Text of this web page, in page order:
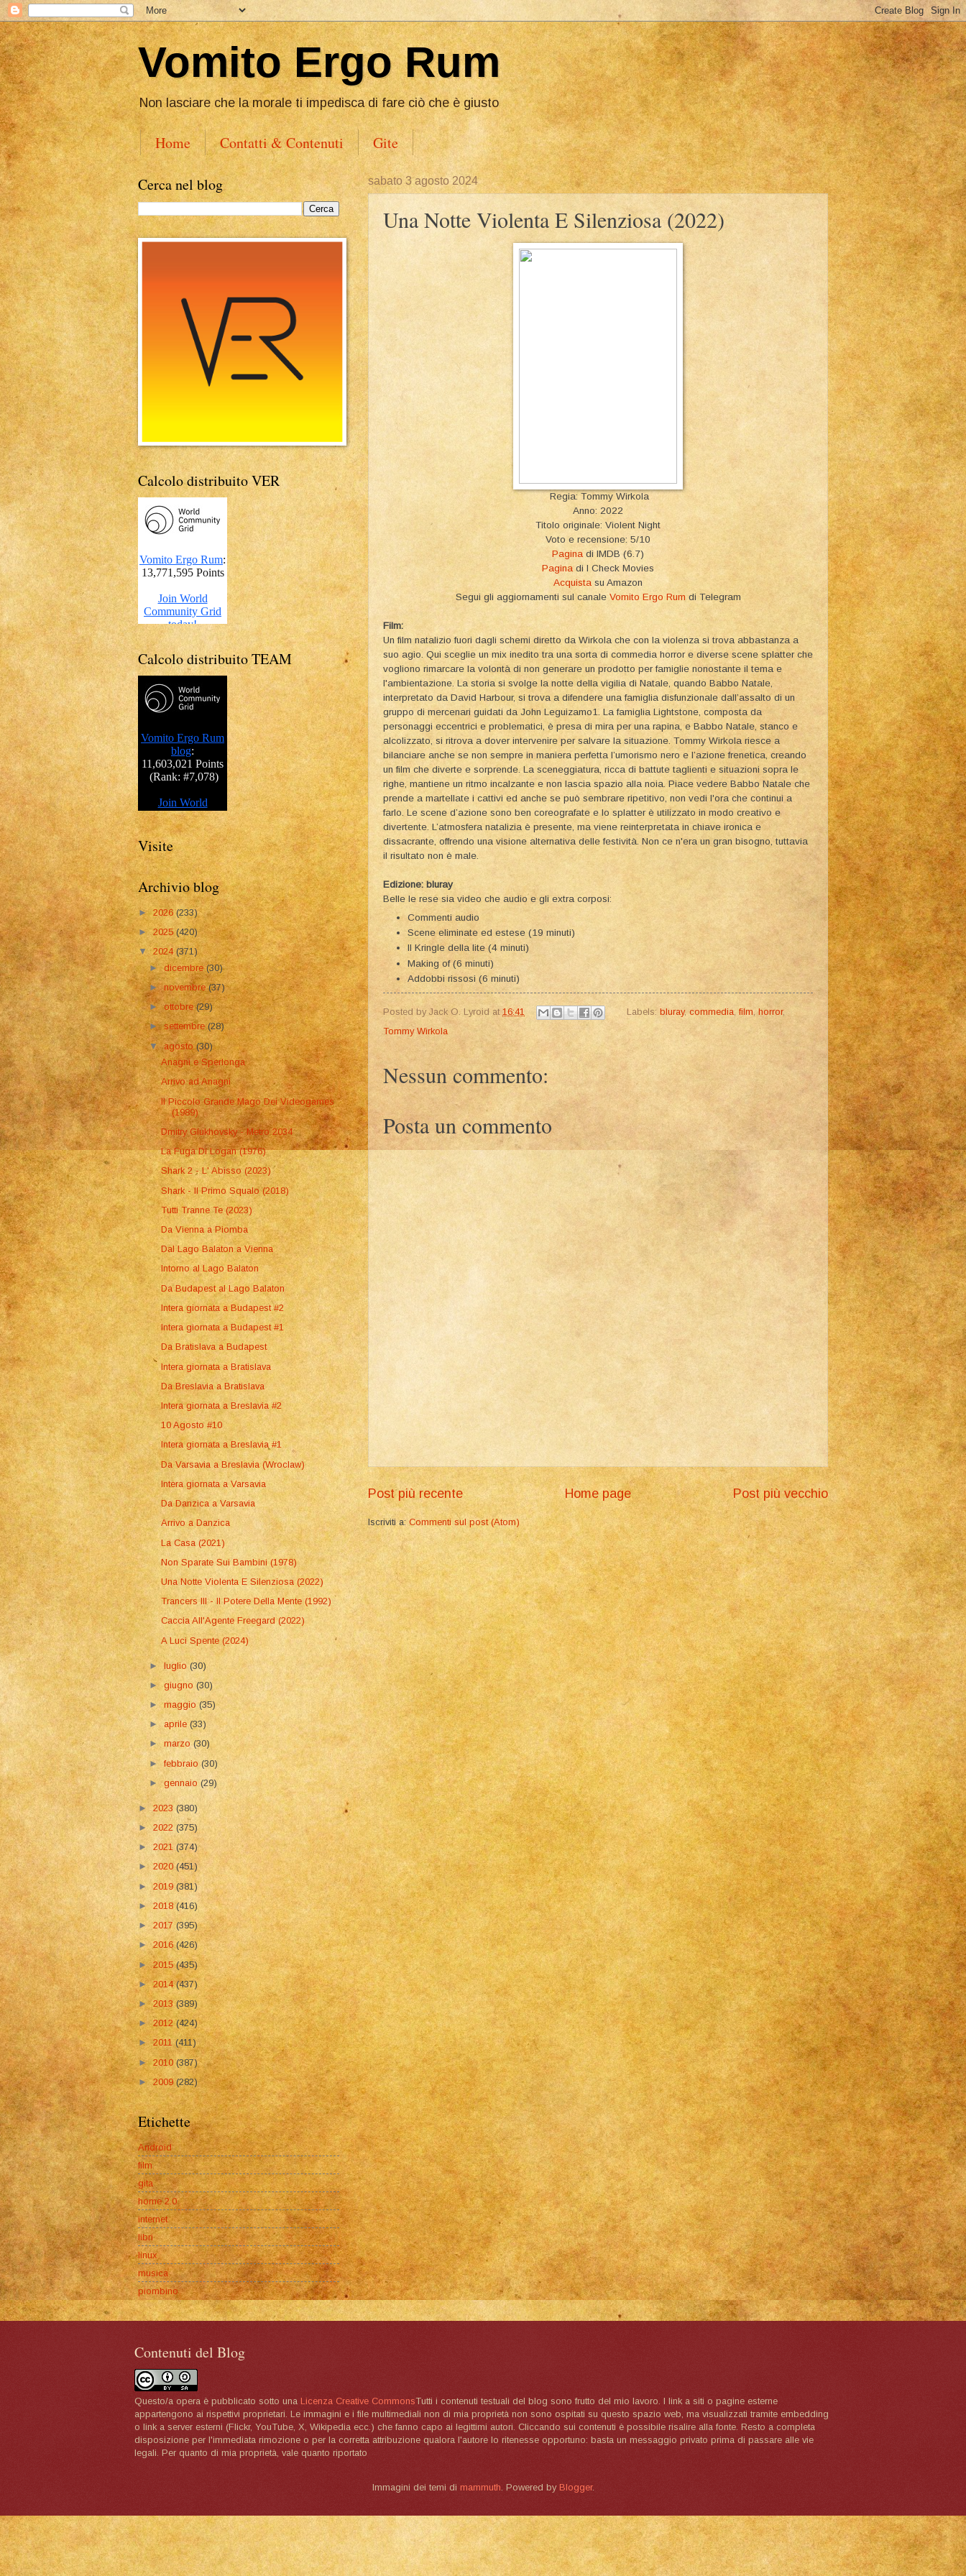
Vomito Ergo Rum
Non lasciare che la morale ti impedisca di fare ciò che è giusto
Home Contatti & Contenuti Gite
sabato 3 agosto 2024
Una Notte Violenta E Silenziosa (2022)
Regia: Tommy Wirkola
Anno: 2022
Titolo originale: Violent Night
Voto e recensione: 5/10
Pagina di IMDB (6.7)
Pagina di I Check Movies
Acquista su Amazon
Segui gli aggiornamenti sul canale Vomito Ergo Rum di Telegram
Film:
Un film natalizio fuori dagli schemi diretto da Wirkola che con la violenza si trova abbastanza a
suo agio. Qui sceglie un mix inedito tra una sorta di commedia horror e diverse scene splatter che
vogliono rimarcare la volontà di non generare un prodotto per famiglie nonostante il tema e
l'ambientazione. La storia si svolge la notte della vigilia di Natale, quando Babbo Natale,
interpretato da David Harbour, si trova a difendere una famiglia disfunzionale dall’assalto di un
gruppo di mercenari guidati da John Leguizamo1. La famiglia Lightstone, composta da
personaggi eccentrici e problematici, è presa di mira per una rapina, e Babbo Natale, stanco e
alcolizzato, si ritrova a dover intervenire per salvare la situazione. Tommy Wirkola riesce a
bilanciare anche se non sempre in maniera perfetta l’umorismo nero e l’azione frenetica, creando
un film che diverte e sorprende. La sceneggiatura, ricca di battute taglienti e situazioni sopra le
righe, mantiene un ritmo incalzante e non lascia spazio alla noia. Piace vedere Babbo Natale che
prende a martellate i cattivi ed anche se può sembrare ripetitivo, non vedi l'ora che continui a
farlo. Le scene d’azione sono ben coreografate e lo splatter è utilizzato in modo creativo e
divertente. L’atmosfera natalizia è presente, ma viene reinterpretata in chiave ironica e
dissacrante, offrendo una visione alternativa delle festività. Non ce n'era un gran bisogno, tuttavia
il risultato non è male.
Edizione: bluray
Belle le rese sia video che audio e gli extra corposi:
Commenti audio
Scene eliminate ed estese (19 minuti)
Il Kringle della lite (4 minuti)
Making of (6 minuti)
Addobbi rissosi (6 minuti)
Posted by Jack O. Lyroid at 16:41 Labels: bluray, commedia film ,horror,
Tommy Wirkola
Nessun commento:
Posta un commento
Post più recente Post più vecchio
Home page
Iscriviti a: Commenti sul post (Atom)
Cerca nel blog
Calcolo distribuito VER
Calcolo distribuito TEAM
Visite
Archivio blog
► 2026(233)
►2025(420)
▼2024 (371)
►dicembre(30)
►novembre(37)
►ottobre(29)
►settembre(28)
▼agosto(30)
Anagni e Sperlonga
Arrivo ad Anagni
Il Piccolo Grande Mago Dei Videogames
(1989)
Dmitry Glukhovsky - Metro 2034
La Fuga Di Logan (1976)
Shark 2 - L' Abisso (2023)
Shark - Il Primo Squalo (2018)
Tutti Tranne Te (2023)
Da Vienna a Piomba
Dal Lago Balaton a Vienna
Intorno al Lago Balaton
Da Budapest al Lago Balaton
Intera giornata a Budapest #2
Intera giornata a Budapest #1
Da Bratislava a Budapest
Intera giornata a Bratislava
Da Breslavia a Bratislava
Intera giornata a Breslavia #2
10 Agosto #10
Intera giornata a Breslavia #1
Da Varsavia a Breslavia (Wroclaw)
Intera giornata a Varsavia
Da Danzica a Varsavia
Arrivo a Danzica
La Casa (2021)
Non Sparate Sui Bambini (1978)
Una Notte Violenta E Silenziosa (2022)
Trancers III - Il Potere Della Mente (1992)
Caccia All'Agente Freegard (2022)
A Luci Spente (2024)
►luglio(30)
►giugno(30)
►maggio(35)
►aprile(33)
►marzo(30)
►febbraio(30)
►gennaio(29)
►2023(380)
►2022(375)
►2021(374)
►2020(451)
►2019(381)
►2018(416)
► 2017(395)
►2016(426)
►2015(435)
►2014(437)
►2013(389)
►2012(424)
►2011(411)
► 2010(387)
►2009 (282)
Etichette
Android
film
gita
home 2.0
internet
libri
linux
musica
piombino
Contenuti del Blog
Questo/a opera è pubblicato sotto una Licenza Creative CommonsTutti i contenuti testuali del blog sono frutto del mio lavoro. I link a siti o pagine esterne
appartengono ai rispettivi proprietari. Le immagini e i file multimediali non di mia proprietà non sono ospitati su questo spazio web, ma visualizzati tramite embedding
o link a server esterni (Flickr, YouTube, X, Wikipedia ecc.) che fanno capo ai legittimi autori. Cliccando sui contenuti è possibile risalire alla fonte. Resto a completa
disposizione per l'immediata rimozione o per la corretta attribuzione qualora l'autore lo ritenesse opportuno: basta un messaggio privato prima di passare alle vie
legali. Per quanto di mia proprietà, vale quanto riportato
Immagini dei temi di mammuth. Powered by Blogger.